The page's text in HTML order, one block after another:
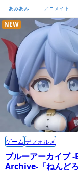
あみあみ アニメイト
ブルーアーカイブ
Archive-「ねんど
NEW
ゲームデフォルメ